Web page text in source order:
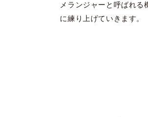
メランジャーと呼ばれる
に練り上げていきます。